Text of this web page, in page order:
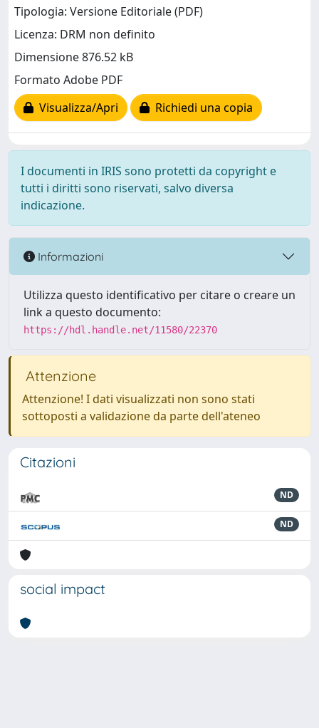
Tipologia: Versione Editoriale (PDF)
Licenza: DRM non definito
Dimensione 876.52 kB
Formato Adobe PDF
Visualizza/Apri
Richiedi una copia
I documenti in IRIS sono protetti da copyright e
tutti i diritti sono riservati, salvo diversa
indicazione.
Informazioni
Utilizza questo identificativo per citare o creare un
link a questo documento:
https://hdl.handle.net/11580/22370
Attenzione
Attenzione! I dati visualizzati non sono stati
sottoposti a validazione da parte dell'ateneo
Citazioni
ND
ND
social impact